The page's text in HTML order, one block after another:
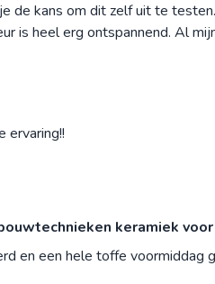
de kans om dit zelf uit te
is heel erg ontspannend. Al
ervaring!!
keramiek
en een hele toffe voormiddag